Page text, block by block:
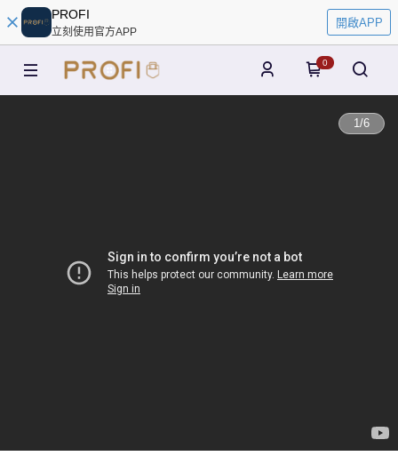
PROFI
立刻使用官方APP
開啟APP
0
1/6